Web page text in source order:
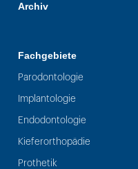
Archiv
Fachgebiete
Parodontologie
Implantologie
Endodontologie
Kieferorthopädie
Prothetik